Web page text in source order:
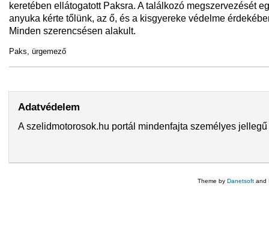
keretében ellátogatott Paksra. A találkozó megszervezését
anyuka kérte tőlünk, az ő, és a kisgyereke védelme
Minden szerencsésen alakult.
Paks, ürgemező
Adatvédelem
A szelidmotorosok.hu portál mindenfajta személyes
Theme by Danetsoft and